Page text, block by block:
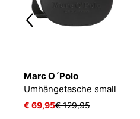
Marc O´Polo
Umhängetasche small
€ 69,95€ 129,95